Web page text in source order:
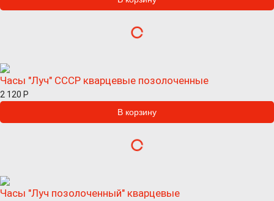
Часы "Луч" СССР кварцевые позолоченные
2 120 Р
Часы "Луч позолоченный" кварцевые